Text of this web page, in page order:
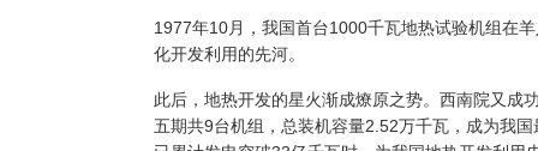
1977年10月，我国首台1000千瓦地热试验机组在
化开发利用的先河。
此后，地热开发的星火渐成燎原之势。西南院又 成
五期共9台机组，总装机容量2.52万千瓦，成为我